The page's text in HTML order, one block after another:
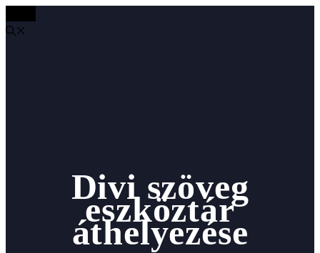
Divi szöveg
eszköztár
áthelyezése